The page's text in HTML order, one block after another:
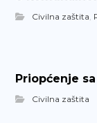
Civilna zaštita,
Priopćenje sa
Civilna zaštita